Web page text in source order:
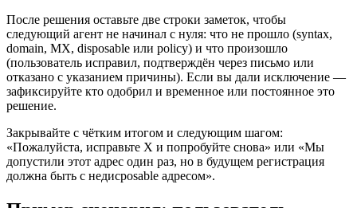
После решения оставьте две строки заметок, чтобы
следующий агент не начинал с нуля: что не прошло (syntax,
domain, MX, disposable или policy) и что произошло
(пользователь исправил, подтверждён через письмо или
отказано с указанием причины). Если вы дали исключение —
зафиксируйте кто одобрил и временное или постоянное это
решение.
Закрывайте с чётким итогом и следующим шагом:
«Пожалуйста, исправьте X и попробуйте снова» или «Мы
допустили этот адрес один раз, но в будущем регистрация
должна быть с недисposable адресом».